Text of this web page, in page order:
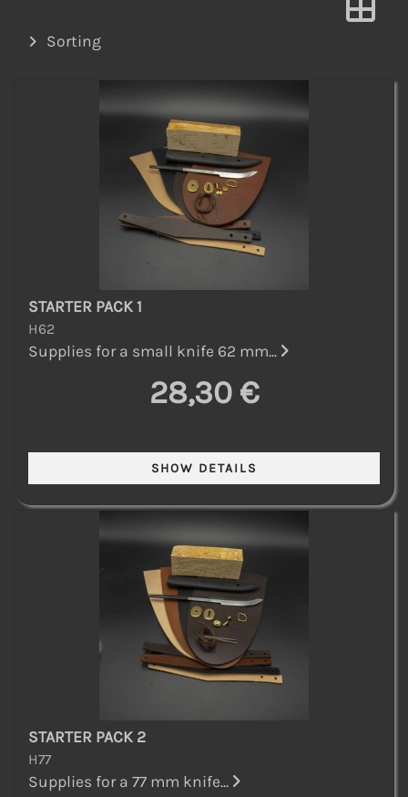
Sorting
STARTER PACK 1
H62
Supplies for a small knife 62 mm...
28,30 €
STARTER PACK 2
H77
Supplies for a 77 mm knife...